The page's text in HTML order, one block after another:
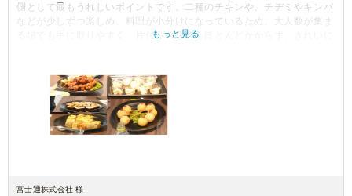
側として最もうれしいポイントです。二種のチキンや、チヂミやキンパ
などが少しずつ楽しめ、料理が小分けになっているため、大人数が集ま
る場でも手に取りやすく、片付けの手間もほとんどかからず、きれいに
もっと見る
富士通株式会社 様